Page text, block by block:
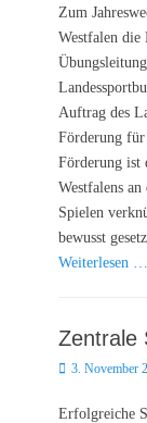
Zum
Westfalen
Auftrag des
Förderung für
Förderung ist
Westfalens
Spielen
bewusst
Weiterlesen …
Zentrale
Posted
3. November
Erfolgreiche